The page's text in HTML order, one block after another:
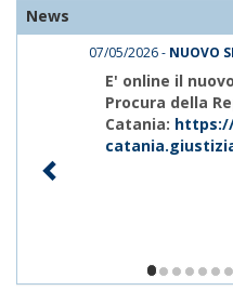
News
07/05/2026 - NUOVO
E' online il
Procura della
Catania:
1/15